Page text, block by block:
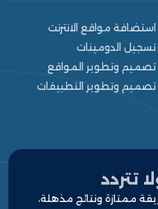
استضافة مواقع الانترنت
تسجيل الدومينات
تصميم وتطوير المواقع
تصميم وتطوير التطبيقات
تتردد
ممتازة ونتائج مذهلة،